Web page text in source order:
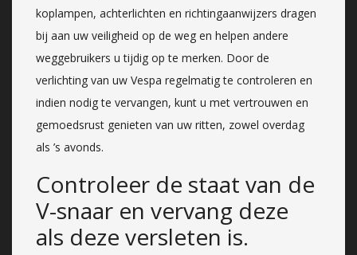
koplampen, achterlichten en richtingaanwijzers dragen
bij aan uw veiligheid op de weg en helpen andere
weggebruikers u tijdig op te merken. Door de
verlichting van uw Vespa regelmatig te controleren en
indien nodig te vervangen, kunt u met vertrouwen en
gemoedsrust genieten van uw ritten, zowel overdag
als ’s avonds.
Controleer de staat van de
V-snaar en vervang deze
als deze versleten is.